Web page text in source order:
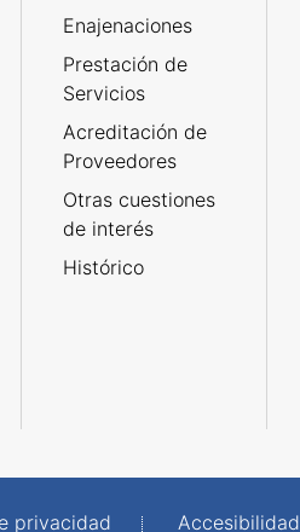
Enajenaciones
Prestación de
Servicios
Acreditación de
Proveedores
Otras cuestiones
de interés
Histórico
privacidad Accesibilidad